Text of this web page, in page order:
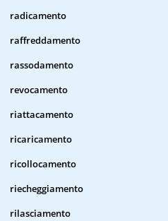
radicamento
raffreddamento
rassodamento
revocamento
riattacamento
ricaricamento
ricollocamento
riecheggiamento
rilasciamento